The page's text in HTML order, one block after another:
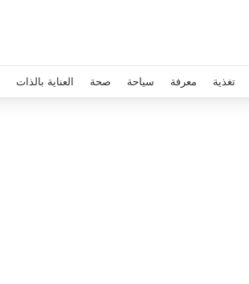
تغذية معرفة سياحة صحة العناية بالذات